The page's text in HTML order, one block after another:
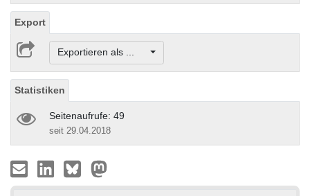
Export
Exportieren als ...
Statistiken
Seitenaufrufe: 49
seit 29.04.2018